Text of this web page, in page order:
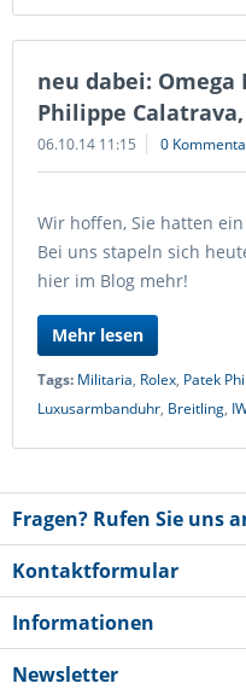
neu dabei:
Philippe
06.10.14 11:15 0
Wir hoffen, Sie hatten
Bei uns stapeln sich
hier im Blog mehr!
Mehr lesen
Tags: Militaria, Rolex, Patek
Luxusarmbanduhr, Breitling,
Fragen? Rufen Sie uns
Kontaktformular
Informationen
Newsletter